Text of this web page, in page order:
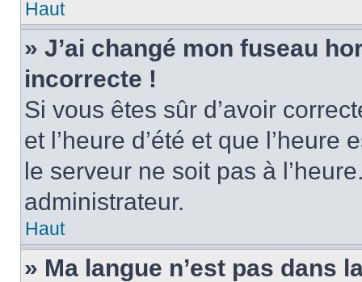
Haut
» J’ai changé mon fuseau
incorrecte !
Si vous êtes sûr d’avoir
et l’heure d’été et que
le serveur ne soit pas à
administrateur.
Haut
» Ma langue n’est pas dans